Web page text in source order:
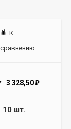
К
сравнению
3 328,50₽
10 шт.